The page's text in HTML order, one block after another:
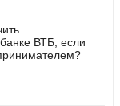
ВТБ, если